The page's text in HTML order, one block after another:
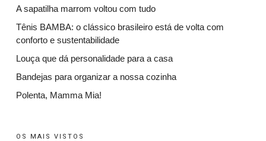
A sapatilha marrom voltou com tudo
Tênis BAMBA: o clássico brasileiro está de volta com
conforto e sustentabilidade
Louça que dá personalidade para a casa
Bandejas para organizar a nossa cozinha
Polenta, Mamma Mia!
OS MAIS VISTOS